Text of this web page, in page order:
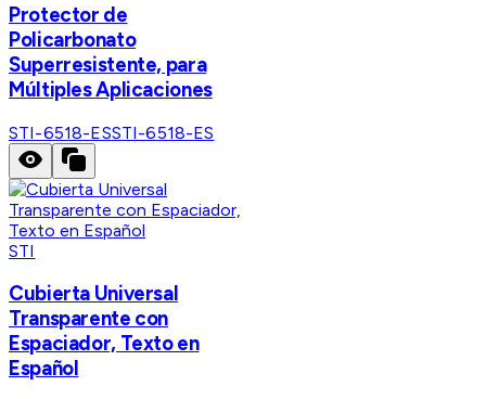
Protector de
Policarbonato
Superresistente, para
Múltiples Aplicaciones
STI-6518-ESSTI-6518-ES
STI
Cubierta Universal
Transparente con
Espaciador, Texto en
Español